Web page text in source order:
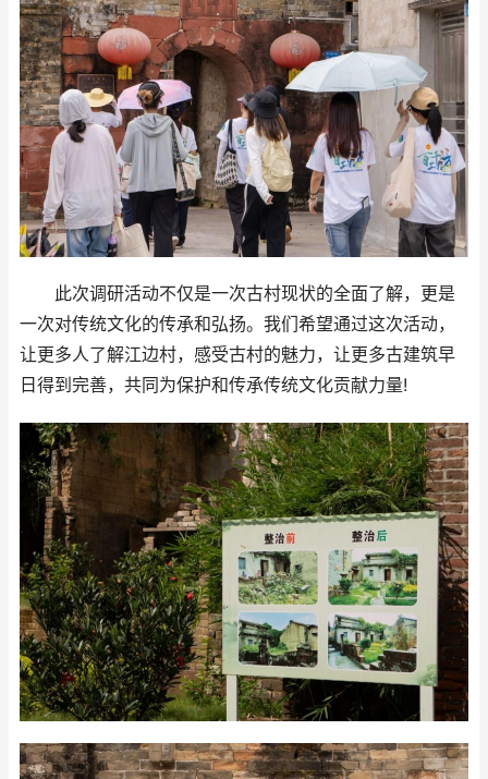
此次调研活动不仅是一次古村现状的全面了解，更是
一次对传统文化的传承和弘扬。我们希望通过这次活动，
让更多人了解江边村，感受古村的魅力，让更多古建筑早
日得到完善，共同为保护和传承传统文化贡献力量!